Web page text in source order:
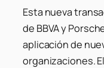
Esta nueva
de BBVA y
aplicación de
organizaciones.